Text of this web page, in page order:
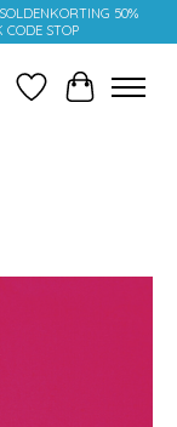
50%
STOP
Verlanglijst